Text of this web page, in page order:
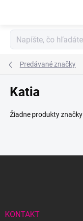
Predávané značky
Katia
Žiadne produkty značky
KONTAKT